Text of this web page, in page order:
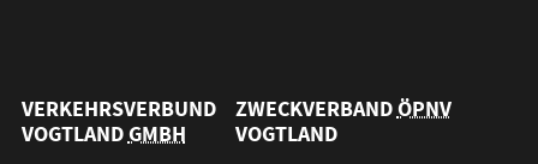
VERKEHRSVERBUND
VOGTLANDGMBH
ZWECKVERBANDÖPNV
VOGTLAND